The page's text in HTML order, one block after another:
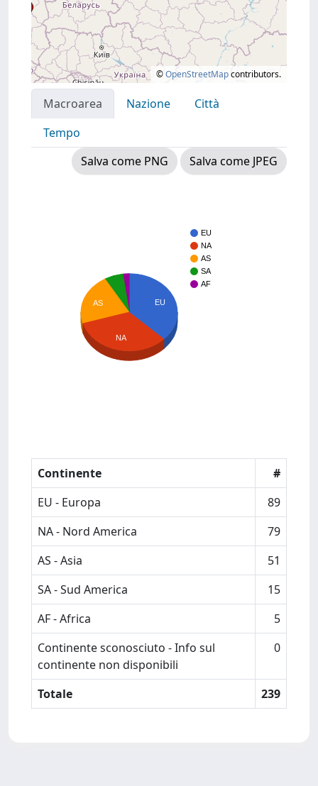
©OpenStreetMapcontributors.
Macroarea Nazione
Città
Tempo
Salva come PNG
Salva come JPEG
EU
NA
AS
SA
AF
EU
AS
NA
Continente
#
EU - Europa
89
NA - Nord America
79
AS - Asia
51
SA - Sud America
15
AF - Africa
5
Continente sconosciuto - Info sul
continente non disponibili
0
Totale 239